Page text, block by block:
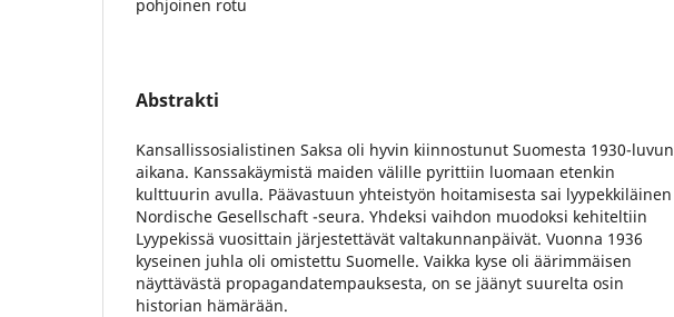
pohjoinen rotu
Abstrakti
Kansallissosialistinen Saksa oli hyvin kiinnostunut Suomesta 1930-luvun
aikana. Kanssakäymistä maiden välille pyrittiin luomaan etenkin
kulttuurin avulla. Päävastuun yhteistyön hoitamisesta sai lyypekkiläinen
Nordische Gesellschaft -seura. Yhdeksi vaihdon muodoksi kehiteltiin
Lyypekissä vuosittain järjestettävät valtakunnanpäivät. Vuonna 1936
kyseinen juhla oli omistettu Suomelle. Vaikka kyse oli äärimmäisen
näyttävästä propagandatempauksesta, on se jäänyt suurelta osin
historian hämärään.